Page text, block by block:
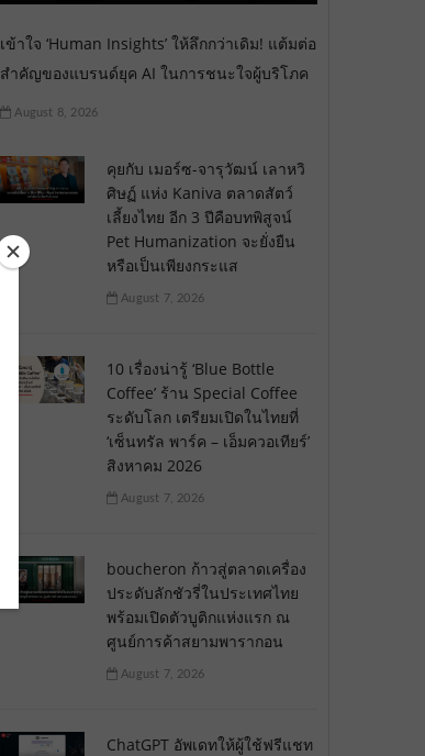
เข้าใจ ‘Human Insights’ ให้ลึกกว่าเดิม! แต้มต่อ
สำคัญของแบรนด์ยุค AI ในการชนะใจผู้บริโภค
August 8, 2026
คุยกับ เมอร์ซ-จารุวัฒน์ เลาหวิ
ศิษฏ์ แห่ง Kaniva ตลาดสัตว์
เลี้ยงไทย อีก 3 ปีคือบทพิสูจน์
Pet Humanization จะยั่งยืน
หรือเป็นเพียงกระแส
August 7, 2026
10 เรื่องน่ารู้ ‘Blue Bottle
Coffee’ ร้าน Special Coffee
ระดับโลก เตรียมเปิดในไทยที่
‘เซ็นทรัล พาร์ค – เอ็มควอเทียร์’
สิงหาคม 2026
August 7, 2026
boucheron ก้าวสู่ตลาดเครื่อง
ประดับลักชัวรี่ในประเทศไทย
พร้อมเปิดตัวบูติกแห่งแรก ณ
ศูนย์การค้าสยามพารากอน
August 7, 2026
ChatGPT อัพเดทให้ผู้ใช้ฟรีแชท